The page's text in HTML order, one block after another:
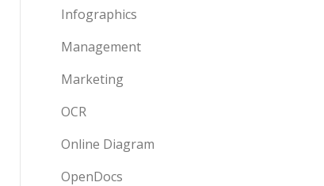
Infographics
Management
Marketing
OCR
Online Diagram
OpenDocs